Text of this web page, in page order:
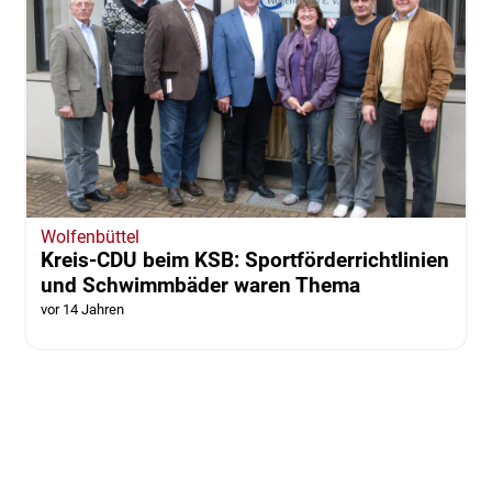
Wolfenbüttel
Kreis-CDU beim KSB: Sportförderrichtlinien
und Schwimmbäder waren Thema
vor 14 Jahren